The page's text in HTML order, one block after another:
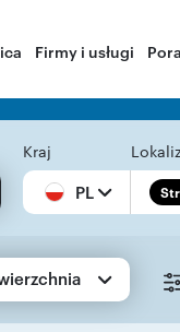
Firmy i usługi
Kraj
PL